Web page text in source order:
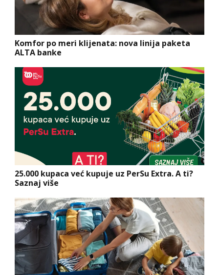
Komfor po meri klijenata: nova linija paketa
ALTA banke
25.000 kupaca već kupuje uz PerSu Extra. A ti?
Saznaj više